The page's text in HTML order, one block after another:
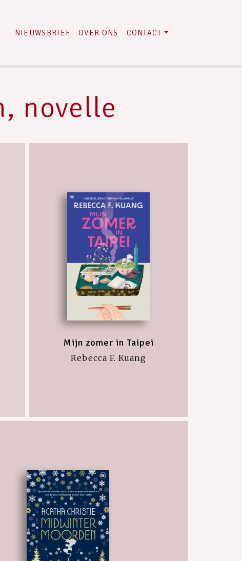
NIEUWSBRIEF OVER ONS CONTACT
novelle
Mijn zomer in Taipei
Rebecca F. Kuang